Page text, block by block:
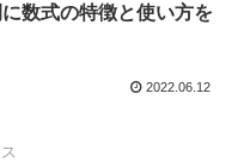
数式の特徴と使い方を
2022.06.12